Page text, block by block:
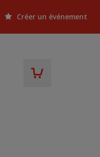
Créer un événement